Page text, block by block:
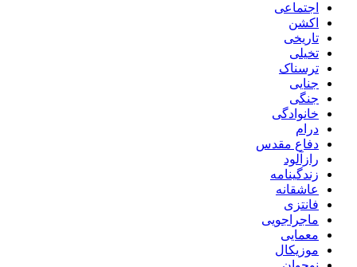
اجتماعی
اکشن
تاریخی
تخیلی
ترسناک
جنایی
جنگی
خانوادگی
درام
دفاع مقدس
رازآلود
زندگینامه
عاشقانه
فانتزی
ماجراجویی
معمایی
موزیکال